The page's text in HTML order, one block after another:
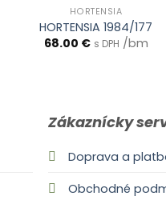
HORTENSIA
HORTENSIA 1984/177
68.00 € s DPH /bm
Zákaznícky
Doprava a
Obchodné